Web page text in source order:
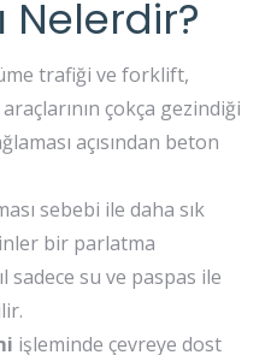
Nelerdir?
trafiği ve forklift,
çokça gezindiği
açısından beton
sebebi ile daha sık
bir parlatma
sadece su ve paspas ile
işleminde çevreye dost